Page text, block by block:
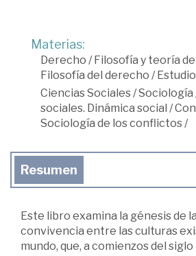
Materias:
Derecho /Filosofía y teoría
Filosofía del derecho /
Ciencias Sociales /Sociología
sociales. Dinámica social /
Sociología de los conflictos /
Resumen
Este libro examina la génesis de
convivencia entre las culturas
mundo, que, a comienzos del siglo